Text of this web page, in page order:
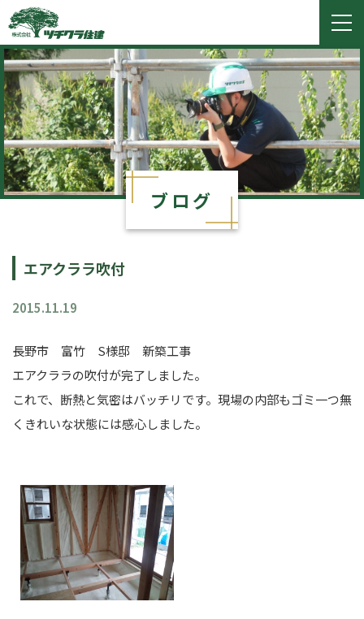
ブログ
エアクララ吹付
2015.11.19
長野市 富竹 S様邸 新築工事
エアクララの吹付が完了しました。
これで、断熱と気密はバッチリです。現場の内部もゴミ一つ無
くきれいな状態には感心しました。